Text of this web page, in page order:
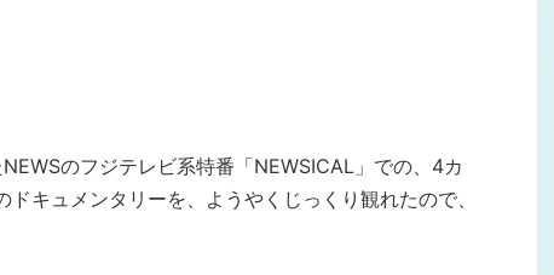
のフジテレビ系特番「NEWSICAL」での、4カ
キュメンタリーを、ようやくじっくり観れたので、